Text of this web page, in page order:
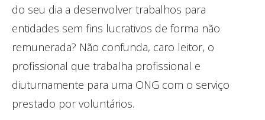
do seu dia a desenvolver trabalhos para
entidades sem fins lucrativos de forma não
remunerada? Não confunda, caro leitor, o
profissional que trabalha profissional e
diuturnamente para uma ONG com o serviço
prestado por voluntários.